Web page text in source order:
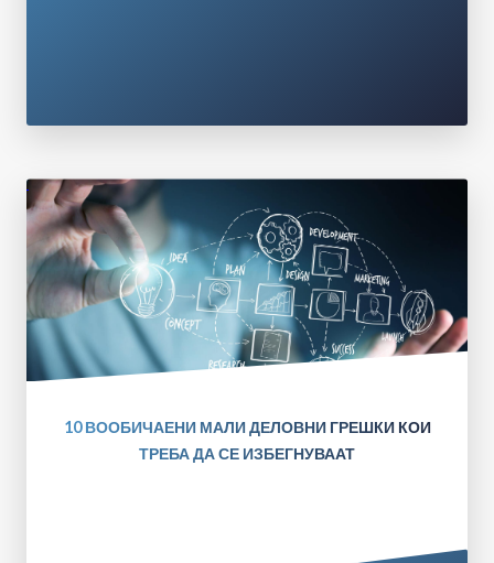
10 ВООБИЧАЕНИ МАЛИ ДЕЛОВНИ ГРЕШКИ КОИ
ТРЕБА ДА СЕ ИЗБЕГНУВААТ